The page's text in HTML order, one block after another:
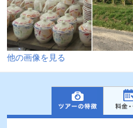
他の画像を見る